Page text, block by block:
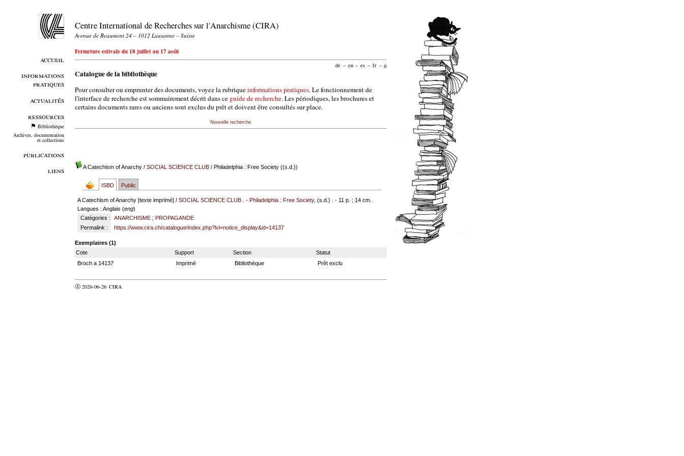
accueil
informations
pratiques
actualités
ressources
Bibliothèque
Archives, documentation
et collections
publications
liens
Centre International de Recherches sur l'Anarchisme (CIRA)
Avenue de Beaumont 24 – 1012 Lausanne – Suisse
Fermeture estivale du 18 juillet au 17 août
de – en – es – fr – it
Catalogue de la bibliothèque
Pour consulter ou emprunter des documents, voyez la rubriqueinformations pratiques. Le fonctionnement de
l'interface de recherche est sommairement décrit dans ce guide de recherche. Les périodiques, les brochures et
certains documents rares ou anciens sont exclus du prêt et doivent être consultés sur place.
Nouvelle recherche
A Catechism of Anarchy/ SOCIAL SCIENCE CLUB/ Philadelphia : Free Society ((s.d.))
ISBD Public
A Catechism of Anarchy [texte imprimé] /SOCIAL SCIENCE CLUB . -Philadelphia : Free Society, (s.d.) . - 11 p. ; 14 cm.
Langues : Anglais (eng)
Catégories :
ANARCHISME; PROPAGANDE
Permalink :
https://www.cira.ch/catalogue/index.php?lvl=notice_display&id=14137
Exemplaires (1)
Cote
Support Section
Statut
Broch a 14137
Imprimé Bibliothèque Prêt exclu
Ⓐ 2026-06-26 CIRA